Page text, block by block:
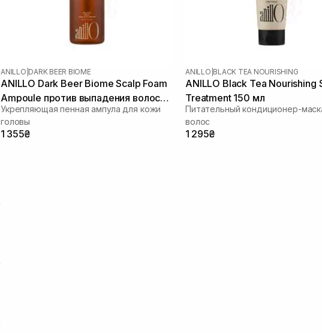
ANILLO DARK BEER BIOME
ANILLO Dark Beer Biome Scalp Foam
Ampoule против выпадения волос
95 мл
Укрепляющая пенная ампула для кожи
головы
1 355₴
ANILLO BLACK TEA NOURISHING
ANILLO Black Tea Nourishing
Treatment 150 мл
Питательный кондиционер-
волос
1 295₴